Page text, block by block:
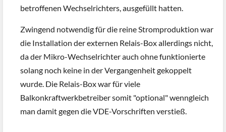
betroffenen Wechselrichters, ausgefüllt hatten.
Zwingend notwendig für die reine Stromproduktion war
die Installation der externen Relais-Box allerdings nicht,
da der Mikro-Wechselrichter auch ohne funktionierte
solang noch keine in der Vergangenheit gekoppelt
wurde. Die Relais-Box war für viele
Balkonkraftwerkbetreiber somit "optional" wenngleich
man damit gegen die VDE-Vorschriften verstieß.